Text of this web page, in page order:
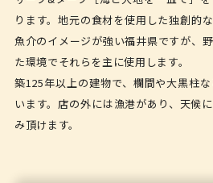
ります。地元の食材を使用した独創的
魚介のイメージが強い福井県ですが、
た環境でそれらを主に使用します。
築125年以上の建物で、欄間や大黒柱
います。店の外には漁港があり、天候
み頂けます。